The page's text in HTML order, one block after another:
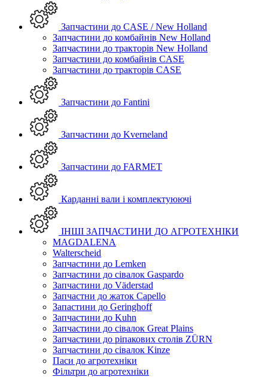
Запчастини до CASE / New Holland
Запчастини до комбайнів New Holland
Запчастини до тракторів New Holland
Запчастини до комбайнів CASE
Запчастини до тракторів CASE
Запчастини до Fantini
Запчастини до Kverneland
Запчастини до FARMET
Карданні вали і комплектуюючі
ІНШІ ЗАПЧАСТИНИ ДО АГРОТЕХНІКИ
MAGDALENA
Walterscheid
Запчастини до Lemken
Запчастини до сівалок Gaspardo
Запчастини до Väderstad
Запчастни до жаток Capello
Запастини до Geringhoff
Запчастини до Kuhn
Запчастини до сівалок Great Plains
Запчастини до ріпакових столів ZÜRN
Запчастини до сівалок Kinze
Паси до агротехніки
Фільтри до агротехніки